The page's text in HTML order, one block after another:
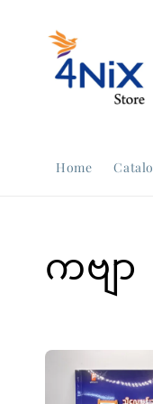
Home
ကဗျာ